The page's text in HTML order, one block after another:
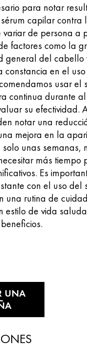
para notar
capilar
de persona a
factores como la
general del cabello
en el
usar el
continua durante
su efectividad.
notar una
mejora en la
unas semanas,
más tiempo
Es
con el uso del
una rutina de
estilo de vida
UNA